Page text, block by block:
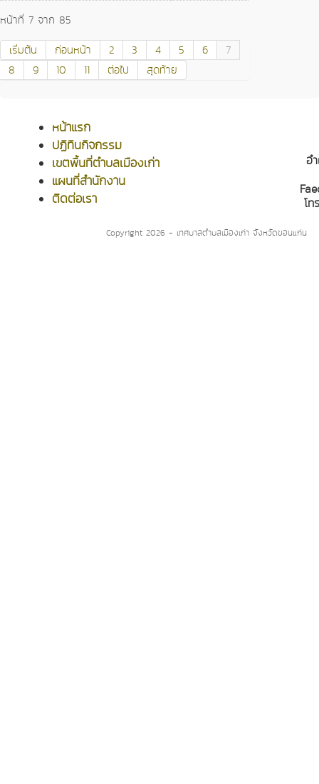
Copyright 2026 - เทศบาลตำบลเมืองเก่า จังหวัดขอนแก่น
หน้าที่ 7 จาก 85
เริ่มต้น ก่อนหน้า 2 3 4 5 6
7
8
9 10 11 ต่อไป สุดท้าย
หน้าแรก
ปฏิทินกิจกรรม
เขตพื้นที่ตำบลเมืองเก่า
แผนที่สำนักงาน
ติดต่อเรา
อ
โ